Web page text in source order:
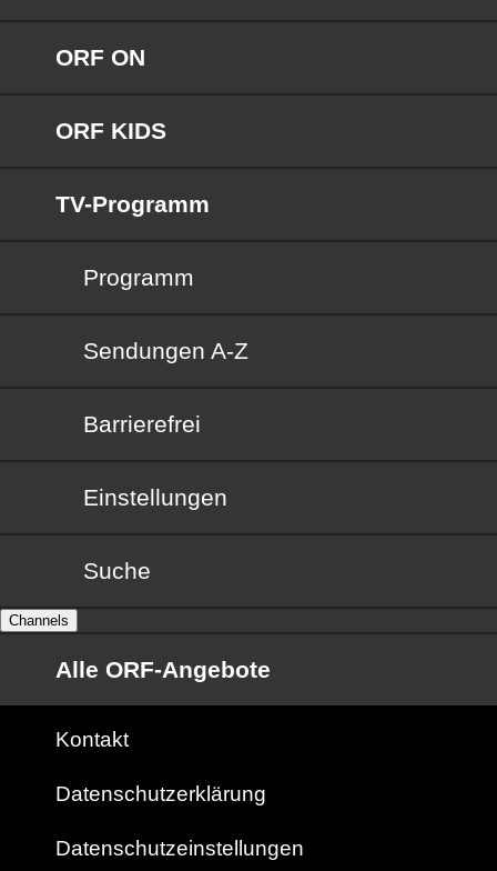
ORF ON
ORF KIDS
TV-Programm
Programm
Sendungen von A bis Z
Sendungen A-Z
Barrierefrei
Barrierefrei
Einstellungen
Suche
Channels
Alle ORF-Angebote
Kontakt
Datenschutzerklärung
Datenschutzeinstellungen